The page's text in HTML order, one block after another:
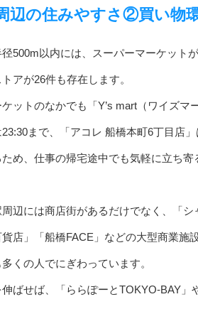
辺の住みやすさ②買い物
500m以内には、スーパーマーケット
アが26件も存在します。
ットのなかでも「Y’s mart（ワイズマ
まで、「アコレ 船橋本町6丁目店
め、仕事の帰宅途中でも気軽に立ち寄
周辺には商店街があるだけでなく、「シ
店」「船橋FACE」などの大型商業施
くの人でにぎわっています。
ばせば、「ららぽーとTOKYO-BAY」